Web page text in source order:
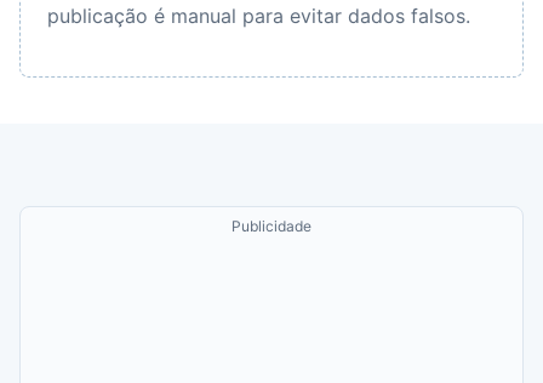
publicação é manual para evitar dados falsos.
Publicidade